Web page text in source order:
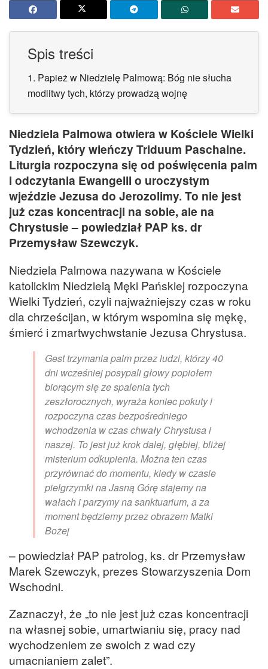
Spis treści
1. Papież w Niedzielę Palmową: Bóg nie słucha
modlitwy tych, którzy prowadzą wojnę
Niedziela Palmowa otwiera w Kościele Wielki
Tydzień, który wieńczy Triduum Paschalne.
Liturgia rozpoczyna się od poświęcenia palm
i odczytania Ewangelii o uroczystym
wjeździe Jezusa do Jerozolimy. To nie jest
już czas koncentracji na sobie, ale na
Chrystusie – powiedział PAP ks. dr
Przemysław Szewczyk.
Niedziela Palmowa nazywana w Kościele
katolickim Niedzielą Męki Pańskiej rozpoczyna
Wielki Tydzień, czyli najważniejszy czas w roku
dla chrześcijan, w którym wspomina się mękę,
śmierć i zmartwychwstanie Jezusa Chrystusa.
Gest trzymania palm przez ludzi, którzy 40
dni wcześniej posypali głowy popiołem
biorącym się ze spalenia tych
zeszłorocznych, wyraża koniec pokuty i
rozpoczyna czas bezpośredniego
wchodzenia w czas chwały Chrystusa i
naszej. To jest już krok dalej, głębiej, bliżej
misterium odkupienia. Można ten czas
przyrównać do momentu, kiedy w czasie
pielgrzymki na Jasną Górę stajemy na
wałach i parzymy na sanktuarium, a za
moment będziemy przez obrazem Matki
Bożej
– powiedział PAP patrolog, ks. dr Przemysław
Marek Szewczyk, prezes Stowarzyszenia Dom
Wschodni.
Zaznaczył, że „to nie jest już czas koncentracji
na własnej sobie, umartwianiu się, pracy nad
wychodzeniem ze swoich z wad czy
umacnianiem zalet”.